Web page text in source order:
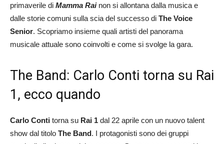
primaverile di Mamma Rainon si allontana dalla musica e
dalle storie comuni sulla scia del successo di The Voice
Senior. Scopriamo insieme quali artisti del panorama
musicale attuale sono coinvolti e come si svolge la gara.
The Band: Carlo Conti torna su Rai
1, ecco quando
Carlo Conti torna su Rai 1 dal 22 aprile con un nuovo talent
show dal titolo The Band. I protagonisti sono dei gruppi